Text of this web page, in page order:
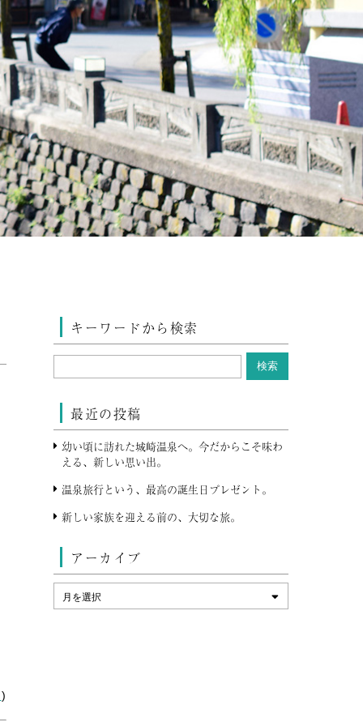
)
キーワードから検索
最近の投稿
幼い頃に訪れた城崎温泉へ。今だからこそ味わ
える、新しい思い出。
温泉旅行という、最高の誕生日プレゼント。
新しい家族を迎える前の、大切な旅。
アーカイブ